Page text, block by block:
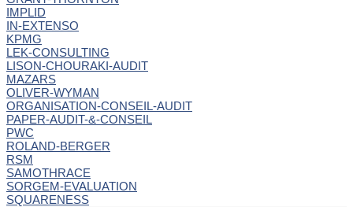
IMPLID
IN-EXTENSO
KPMG
LEK-CONSULTING
LISON-CHOURAKI-AUDIT
MAZARS
OLIVER-WYMAN
ORGANISATION-CONSEIL-AUDIT
PAPER-AUDIT-&-CONSEIL
PWC
ROLAND-BERGER
RSM
SAMOTHRACE
SORGEM-EVALUATION
SQUARENESS